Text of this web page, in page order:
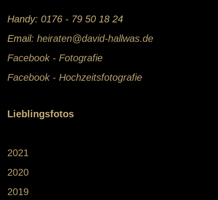
Handy: 0176 - 79 50 18 24
Email: heiraten@david-hallwas.de
Facebook - Fotografie
Facebook - Hochzeitsfotografie
Lieblingsfotos
2021
2020
2019